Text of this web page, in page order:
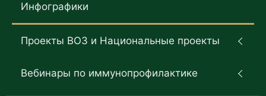
Инфографики
Проекты ВОЗ и Национальные проекты
Вебинары по иммунопрофилактике